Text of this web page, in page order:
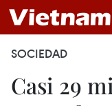
SOCIEDAD
Casi 29